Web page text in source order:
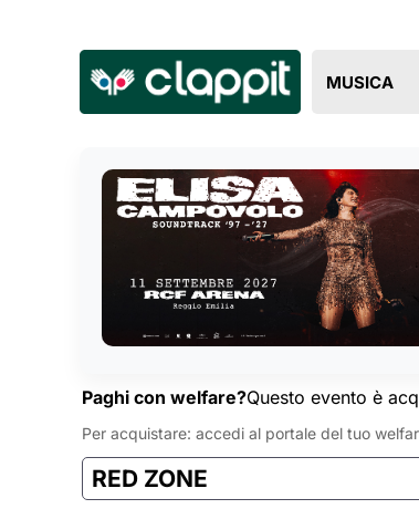
MUSICA
Paghi con welfare?Questo evento è
Per acquistare: accedi al portale del tuo
RED ZONE